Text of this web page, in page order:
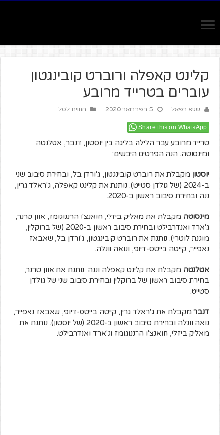
קלינט קאפלה ורוברט קובינגטון
עוברים בטרייד מרובע
שגיא רפאל 5 בפברואר 2020 הזווית לסל
Share this on WhatsApp
טרייד מרובע עבר הלילה בליגה בין יוסטון, דנבר, אטלנטה
ומינסוטה. הנה הפרטים היבשים:
יוסטון מקבלת את רוברט קובינגטון, ג'ורדן בל, ובחירת סיבוב שני
ב-2024 (של גולדן סטייט). נותנת את קלינט קאפלה, ג'ראלד גרין,
ננה ובחירת סיבוב ראשון ב-2020.
מינסוטה מקבלת את מאליק ביזלי, חואנצ'ו הרננוגומז, אוון טרנר,
ג'ארד ואנדרבילט ובחירת סיבוב ראשון ב-2020 (של ברוקלין,
מוגנת לוטרי). נותנת את רוברט קובינגטון, ג'ורדן בל, שאבאז
נאפייר, קייטה בייטס-דיופ, ונואה וונלה.
אטלנטה מקבלת את קלינט קאפלה וננה. נותנת את אוון טרנר,
בחירת סיבוב ראשון של ברוקלין ובחירת סיבוב שני של גולדן
סטייט.
דנבר מקבלת את ג'ראלד גרין, קייטה בייטס-דיופ, שאבאז נאפייר,
נואה וונלה ובחירת סיבוב ראשון ב-2020 (של יוסטון). נותנת את
מאליק ביזלי, חואנצ'ו הרננוגומז וג'ארד ואנדרבילט.